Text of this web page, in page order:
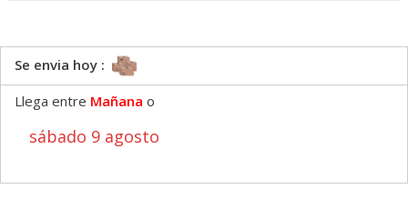
Se envia hoy :
Llega entre Mañana o
sábado 9 agosto